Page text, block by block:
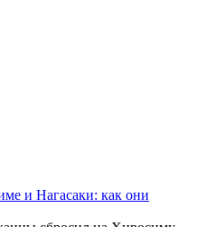
и Нагасаки: как они